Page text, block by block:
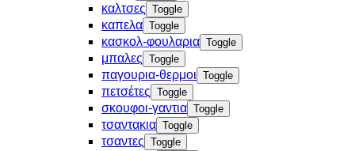
καλτσες Toggle
καπελα Toggle
κασκολ-φουλαρια Toggle
μπαλες Toggle
παγουρια-θερμοι Toggle
πετσέτες Toggle
σκουφοι-γαντια Toggle
τσαντακια Toggle
τσαντες Toggle